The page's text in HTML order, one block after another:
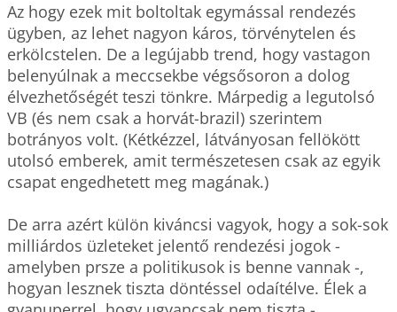
Az hogy ezek mit boltoltak egymással rendezés
ügyben, az lehet nagyon káros, törvénytelen és
erkölcstelen. De a legújabb trend, hogy vastagon
belenyúlnak a meccsekbe végsősoron a dolog
élvezhetőségét teszi tönkre. Márpedig a legutolsó
VB (és nem csak a horvát-brazil) szerintem
botrányos volt. (Kétkézzel, látványosan fellökött
utolsó emberek, amit természetesen csak az egyik
csapat engedhetett meg magának.)
De arra azért külön kiváncsi vagyok, hogy a sok-sok
milliárdos üzleteket jelentő rendezési jogok -
amelyben prsze a politikusok is benne vannak -,
hogyan lesznek tiszta döntéssel odaítélve. Élek a